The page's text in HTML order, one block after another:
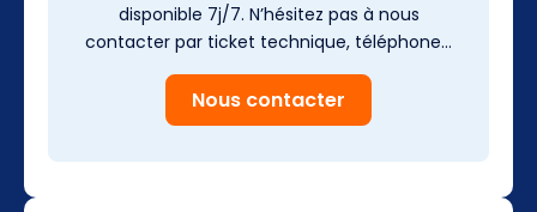
disponible 7j/7. N’hésitez pas à nous
contacter par ticket technique, téléphone…
Nous contacter